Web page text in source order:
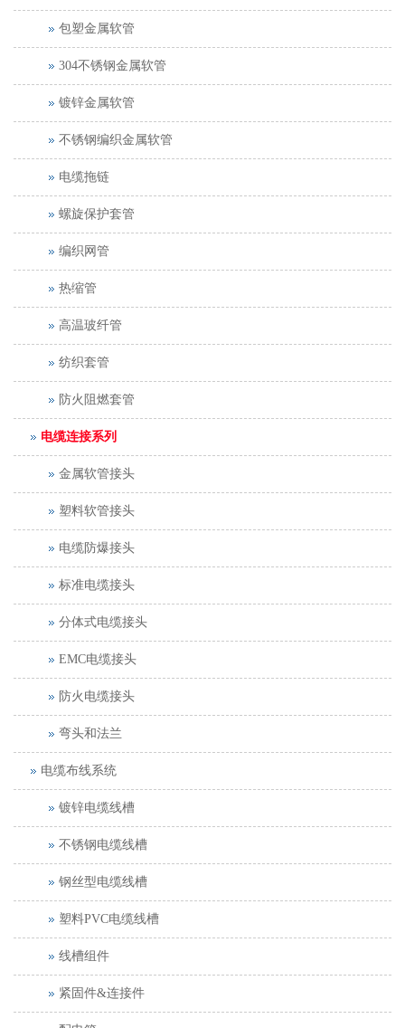
包塑金属软管
304不锈钢金属软管
镀锌金属软管
不锈钢编织金属软管
电缆拖链
螺旋保护套管
编织网管
热缩管
高温玻纤管
纺织套管
防火阻燃套管
电缆连接系列
金属软管接头
塑料软管接头
电缆防爆接头
标准电缆接头
分体式电缆接头
EMC电缆接头
防火电缆接头
弯头和法兰
电缆布线系统
镀锌电缆线槽
不锈钢电缆线槽
钢丝型电缆线槽
塑料PVC电缆线槽
线槽组件
紧固件&连接件